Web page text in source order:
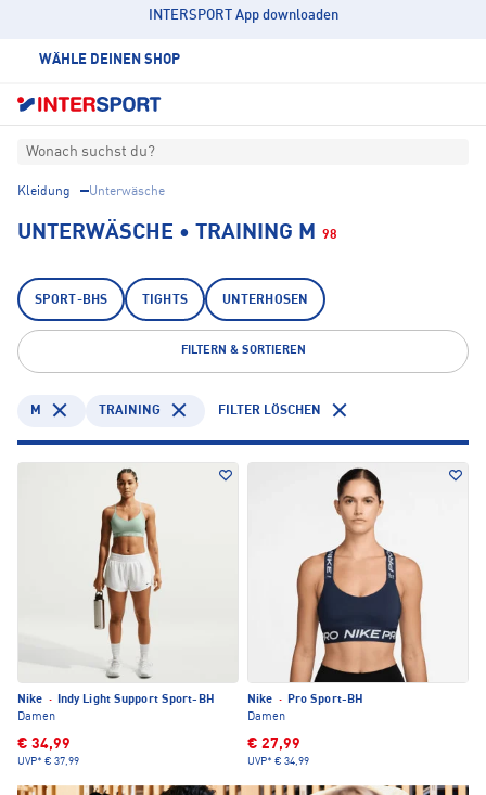
INTERSPORT App downloaden
WÄHLE DEINEN SHOP
Wonach suchst du?
Kleidung Unterwäsche
UNTERWÄSCHE • TRAINING M 98
SPORT-BHS TIGHTS UNTERHOSEN
FILTERN & SORTIEREN
M TRAINING FILTER LÖSCHEN
Nike ·
Indy Light Support Sport-BH
Damen
€ 34,99
UVP* € 37,99
Nike ·
Pro Sport-BH
Damen
€ 27,99
UVP* € 34,99